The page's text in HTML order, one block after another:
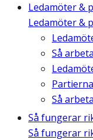
Ledamöter &
Ledamöter &
Så
Så
Så fungerar
Så fungerar